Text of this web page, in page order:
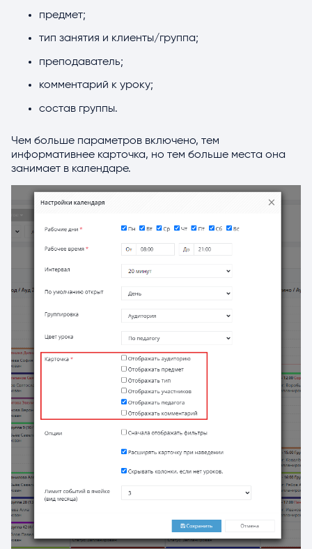
предмет;
тип занятия и клиенты/группа;
преподаватель;
комментарий к уроку;
состав группы.
Чем больше параметров включено, тем
информативнее карточка, но тем больше места она
занимает в календаре.